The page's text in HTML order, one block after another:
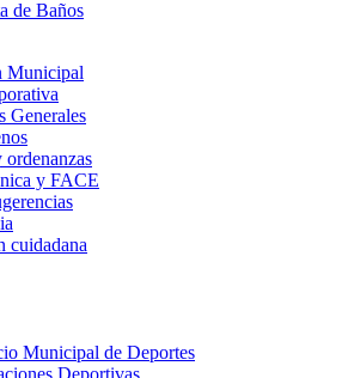
Municipal
Generales
y FACE
cuidadana
Municipal de Deportes
Deportivas